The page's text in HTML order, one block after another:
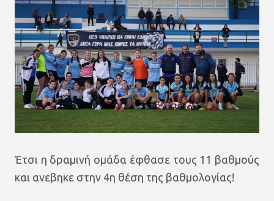
Έτσι η δραμινή ομάδα έφθασε τους 11 βαθμούς
και ανεβηκε στην 4η θέση της βαθμολογίας!